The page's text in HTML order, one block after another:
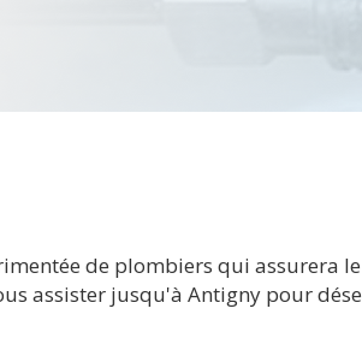
de plombiers qui assurera
assister jusqu'à Antigny pour